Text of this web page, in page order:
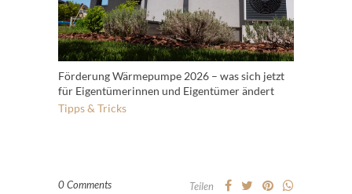
Förderung Wärmepumpe 2026 – was sich jetzt
für Eigentümerinnen und Eigentümer ändert
Tipps & Tricks
0 Comments Teilen